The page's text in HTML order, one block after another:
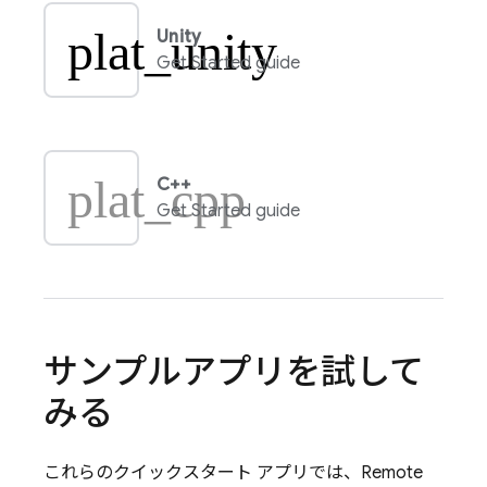
plat_unity
Unity
Get Started guide
plat_cpp
C++
Get Started guide
サンプルアプリを試して
みる
これらのクイックスタート アプリでは、 Remote